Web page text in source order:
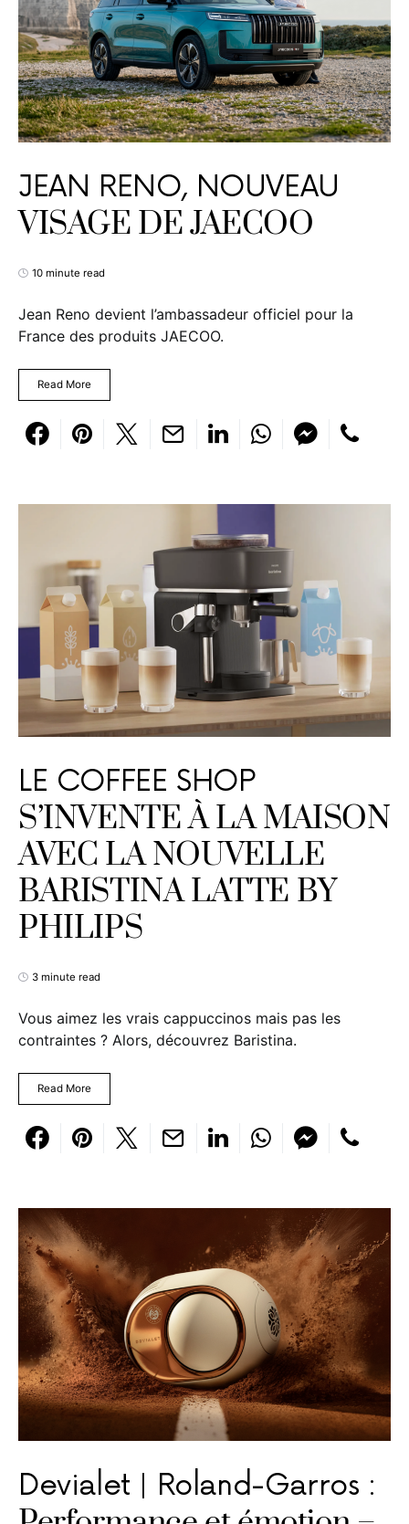
JEAN RENO, NOUVEAU
VISAGE DE JAECOO
10 minute read
Jean Reno devient l’ambassadeur officiel pour la
France des produits JAECOO.
Read More
LE COFFEE SHOP
S’INVENTE À LA MAISON
AVEC LA NOUVELLE
BARISTINA LATTE BY
PHILIPS
3 minute read
Vous aimez les vrais cappuccinos mais pas les
contraintes ? Alors, découvrez Baristina.
Read More
Devialet | Roland-Garros :